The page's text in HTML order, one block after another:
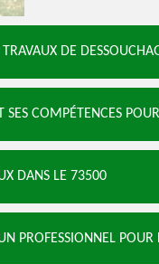
DE
SES COMPÉTENCES
DANS LE 73500
PROFESSIONNEL